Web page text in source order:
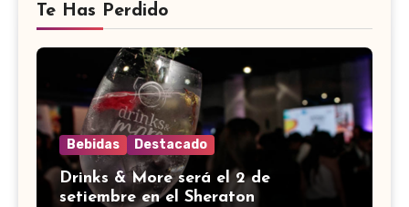
Te Has Perdido
Bebidas Destacado
Drinks & More será el 2 de
setiembre en el Sheraton